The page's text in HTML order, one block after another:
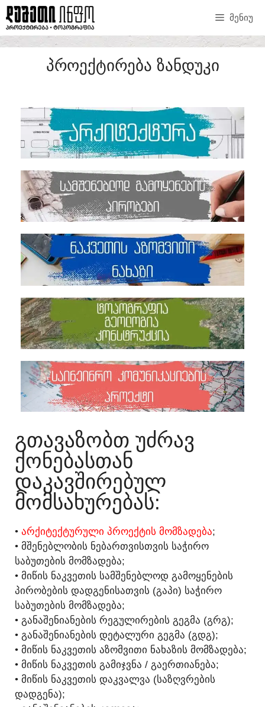
ᲛᲔᲜᲘᲣ
ᲞᲠᲝᲔᲥᲢᲘᲠᲔᲑᲐ ᲖᲐᲜᲓᲣᲙᲘ
ᲒᲗᲐᲕᲐᲖᲝᲑᲗ ᲣᲫᲠᲐᲕ
ᲥᲝᲜᲔᲑᲐᲡᲗᲐᲜ
ᲓᲐᲙᲐᲕᲨᲘᲠᲔᲑᲣᲚ
ᲛᲝᲛᲡᲐᲮᲣᲠᲔᲑᲐᲡ:​
• ᲐᲠᲥᲘᲢᲔᲥᲢᲣᲠᲣᲚᲘ ᲞᲠᲝᲔᲥᲢᲘᲡ ᲛᲝᲛᲖᲐᲓᲔᲑᲐ;
• ᲛᲨᲔᲜᲔᲑᲚᲝᲑᲘᲡ ᲜᲔᲑᲐᲠᲗᲕᲘᲡᲗᲕᲘᲡ ᲡᲐᲭᲘᲠᲝ
ᲡᲐᲑᲣᲗᲔᲑᲘᲡ ᲛᲝᲛᲖᲐᲓᲔᲑᲐ;
• ᲛᲘᲬᲘᲡ ᲜᲐᲙᲕᲔᲗᲘᲡ ᲡᲐᲛᲨᲔᲜᲔᲑᲚᲝᲓ ᲒᲐᲛᲝᲧᲔᲜᲔᲑᲘᲡ
ᲞᲘᲠᲝᲑᲔᲑᲘᲡ ᲓᲐᲓᲒᲔᲜᲘᲡᲐᲗᲕᲘᲡ (ᲒᲐᲞᲘ) ᲡᲐᲭᲘᲠᲝ
ᲡᲐᲑᲣᲗᲔᲑᲘᲡ ᲛᲝᲛᲖᲐᲓᲔᲑᲐ;
• ᲒᲐᲜᲐᲨᲔᲜᲘᲐᲜᲔᲑᲘᲡ ᲠᲔᲒᲣᲚᲘᲠᲔᲑᲘᲡ ᲒᲔᲒᲛᲐ (ᲒᲠᲒ);
• ᲒᲐᲜᲐᲨᲔᲜᲘᲐᲜᲔᲑᲘᲡ ᲓᲔᲢᲐᲚᲣᲠᲘ ᲒᲔᲒᲛᲐ (ᲒᲓᲒ);
• ᲛᲘᲬᲘᲡ ᲜᲐᲙᲕᲔᲗᲘᲡ ᲐᲖᲝᲛᲕᲘᲗᲘ ᲜᲐᲮᲐᲖᲘᲡ ᲛᲝᲛᲖᲐᲓᲔᲑᲐ;
• ᲛᲘᲬᲘᲡ ᲜᲐᲙᲕᲔᲗᲘᲡ ᲒᲐᲛᲘᲯᲕᲜᲐ / ᲒᲐᲔᲠᲗᲘᲐᲜᲔᲑᲐ;
• ᲛᲘᲬᲘᲡ ᲜᲐᲙᲕᲔᲗᲘᲡ ᲓᲐᲙᲕᲐᲚᲕᲐ (ᲡᲐᲖᲦᲕᲠᲔᲑᲘᲡ
ᲓᲐᲓᲒᲔᲜᲐ);